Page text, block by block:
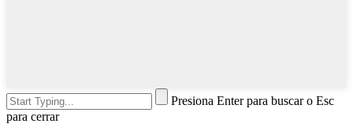
Presiona Enter para buscar o Esc
para cerrar